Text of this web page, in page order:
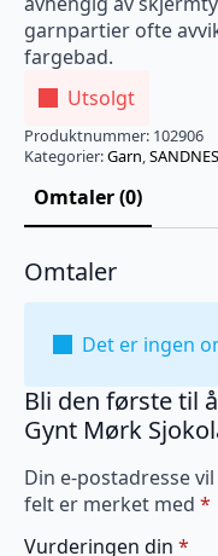
garnpartier ofte
fargebad.
Utsolgt
Produktnummer: 102906
Kategorier:Garn,
Omtaler (0)
Omtaler
Det er ingen
Bli den første til
Gynt Mørk
Din e-postadresse
felt er merket med *
Vurderingen din *